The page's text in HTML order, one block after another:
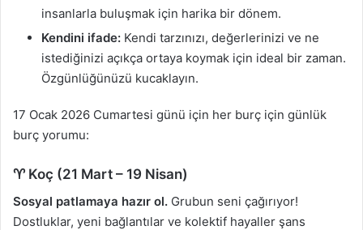
insanlarla buluşmak için harika bir dönem.
Kendini ifade: Kendi tarzınızı, değerlerinizi ve ne
istediğinizi açıkça ortaya koymak için ideal bir zaman.
Özgünlüğünüzü kucaklayın.
17 Ocak 2026 Cumartesi günü için her burç için günlük
burç yorumu:
♈ Koç (21 Mart – 19 Nisan)
Sosyal patlamaya hazır ol. Grubun seni çağırıyor!
Dostluklar, yeni bağlantılar ve kolektif hayaller şans